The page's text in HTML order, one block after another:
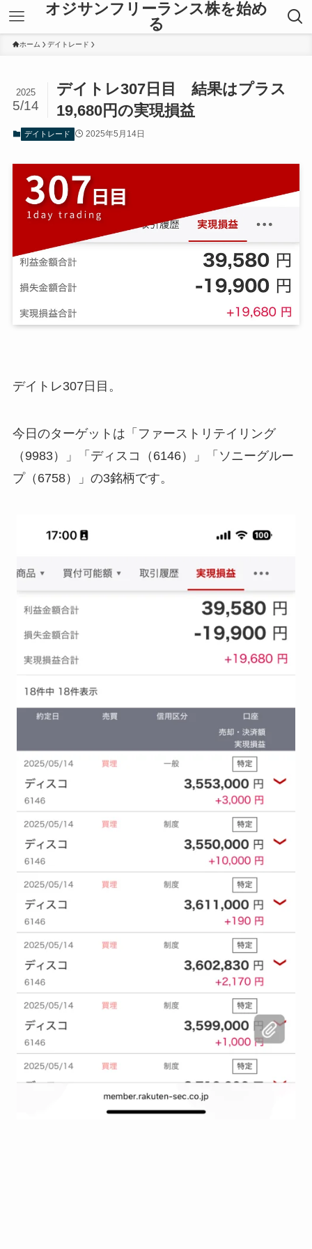
オジサンフリーランス株を始め
る
ホーム デイトレード
デイトレ307日目 結果はプラス
19,680円の実現損益
2025
5/14
デイトレード 2025年5月14日
デイトレ307日目。
今日のターゲットは「ファーストリテイリング
（9983）」「ディスコ（6146）」「ソニーグルー
プ（6758）」の3銘柄です。